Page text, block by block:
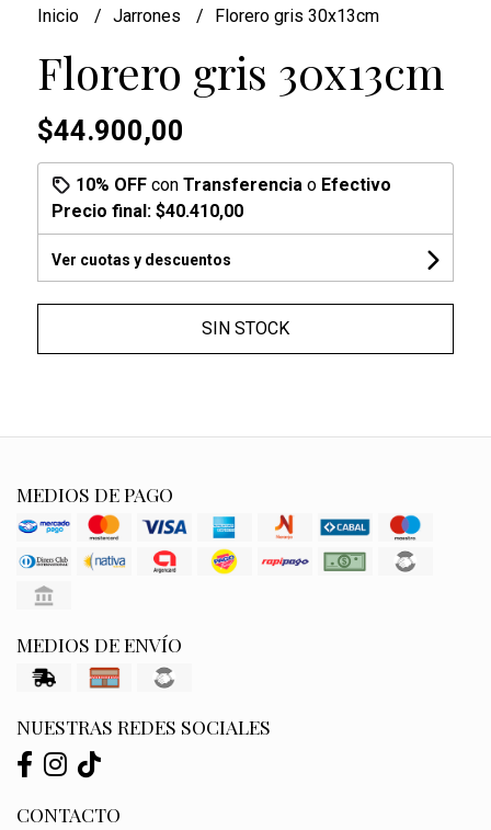
Inicio Jarrones Florero gris 30x13cm
Florero gris 30x13cm
$44.900,00
10% OFFcon Transferencia o Efectivo
Precio final: $40.410,00
Ver cuotas y descuentos
SIN STOCK
MEDIOS DE PAGO
MEDIOS DE ENVÍO
NUESTRAS REDES SOCIALES
CONTACTO